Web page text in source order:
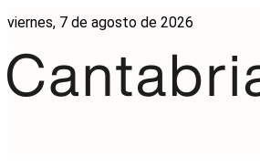
viernes, 7 de agosto de 2026